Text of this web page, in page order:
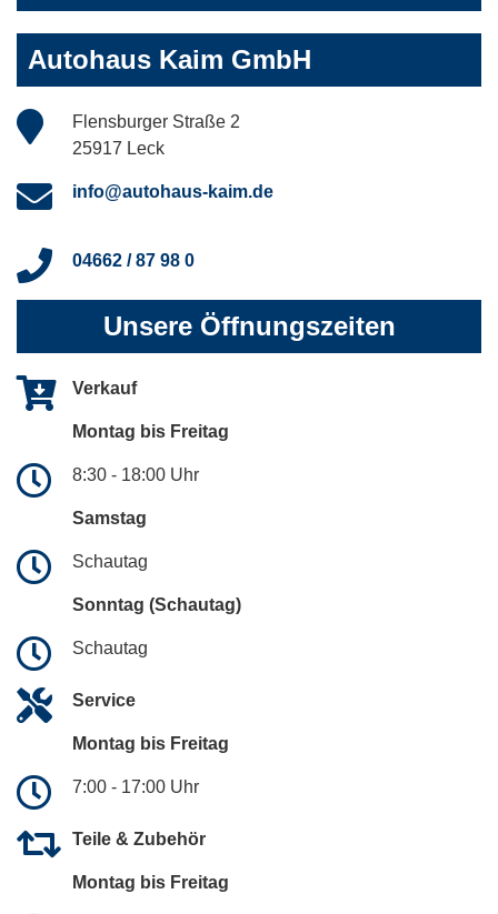
Autohaus Kaim GmbH
Flensburger Straße 2
25917 Leck
info@autohaus-kaim.de
04662 / 87 98 0
Unsere Öffnungszeiten
Verkauf
Montag bis Freitag
8:30 - 18:00 Uhr
Samstag
Schautag
Sonntag (Schautag)
Schautag
Service
Montag bis Freitag
7:00 - 17:00 Uhr
Teile & Zubehör
Montag bis Freitag